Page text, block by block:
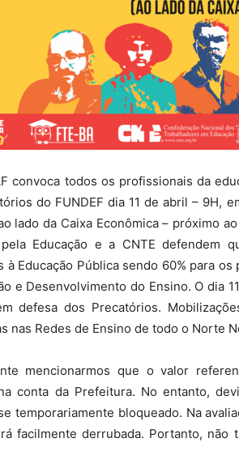
convoca todos os profissionais da
do FUNDEF dia 11 de abril – 9H,
lado da Caixa Econômica – próximo
Educação e a CNTE defendem
à Educação Pública sendo 60% para
e Desenvolvimento do Ensino. O dia
defesa dos Precatórios.
nas Redes de Ensino de todo o Norte
mencionarmos que o valor
conta da Prefeitura. No entanto,
temporariamente bloqueado. Na
facilmente derrubada. Portanto, não